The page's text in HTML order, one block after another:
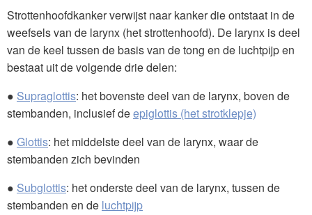
Strottenhoofdkanker verwijst naar kanker die ontstaat in de
weefsels van de larynx (het strottenhoofd). De larynx is deel
van de keel tussen de basis van de tong en de luchtpijp en
bestaat uit de volgende drie delen:
● Supraglottis: het bovenste deel van de larynx, boven de
stembanden, inclusief deepiglottis (het strotklepje)
● Glottis: het middelste deel van de larynx, waar de
stembanden zich bevinden
● Subglottis: het onderste deel van de larynx, tussen de
stembanden en de luchtpijp